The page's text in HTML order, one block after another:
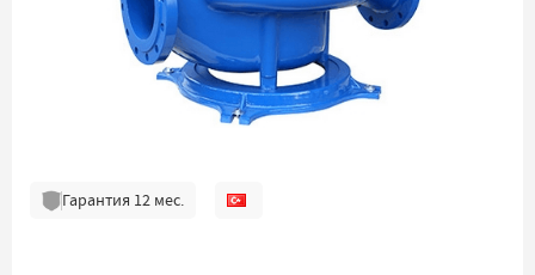
Гарантия 12мес.